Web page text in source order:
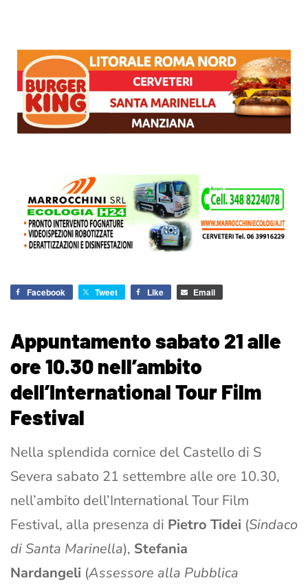
Facebook Tweet Like Email
Appuntamento sabato 21 alle
ore 10.30 nell’ambito
dell’International Tour Film
Festival
Nella splendida cornice del Castello di S
Severa sabato 21 settembre alle ore 10.30,
nell’ambito dell’International Tour Film
Festival, alla presenza di Pietro Tidei (Sindaco
di Santa Marinella), Stefania
Nardangeli (Assessore alla Pubblica